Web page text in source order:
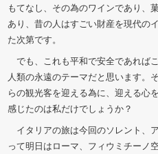
もてなし、その為のワインであり、
あり、昔の人はすごい財産を現代の
た次第です。
でも、これも平和で安全であれば
人類の永遠のテーマだと思います。
らの観光客を迎える為に、迎える心
感じたのは私だけでしょうか？
イタリアの旅は今回のソレント、
って明日はローマ、フィウミチーノ